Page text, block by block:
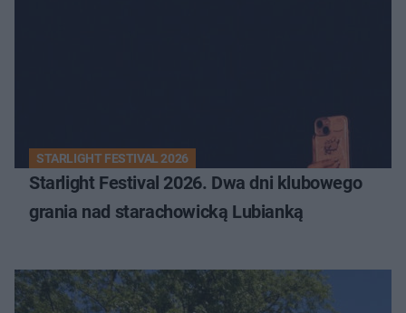
STARLIGHT FESTIVAL 2026
Starlight Festival 2026. Dwa dni klubowego
grania nad starachowicką Lubianką